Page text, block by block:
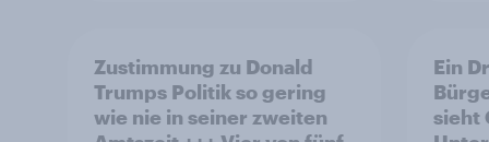
Zustimmung zu Donald
Trumps Politik so gering
wie nie in seiner zweiten
Ein
sieht